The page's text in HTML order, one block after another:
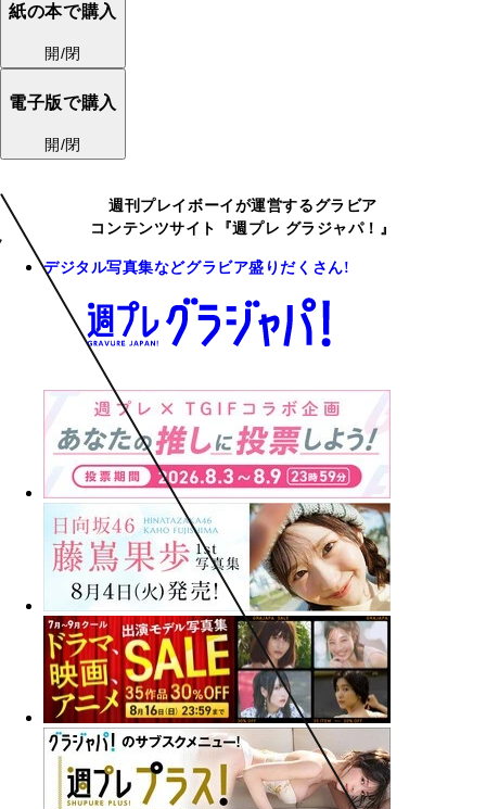
紙の本で購入
開/閉
電子版で購入
開/閉
週刊プレイボーイが運営するグラビア
コンテンツサイト『週プレ グラジャパ！』
デジタル写真集などグラビア盛りだくさん!